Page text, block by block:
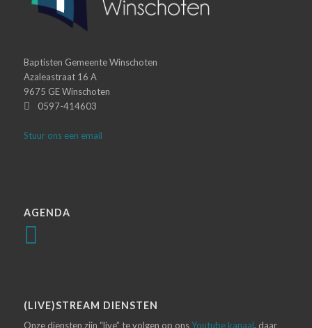
Baptisten Gemeente Winschoten
Azaleastraat 16 A
9675 GE Winschoten
0597-414603
Stuur ons een email
AGENDA
(LIVE)STREAM DIENSTEN
Onze diensten zijn “live” te volgen op onsYoutube kanaal, daar